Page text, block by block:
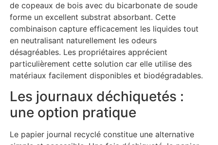
de copeaux de bois avec du bicarbonate de soude
forme un excellent substrat absorbant. Cette
combinaison capture efficacement les liquides tout
en neutralisant naturellement les odeurs
désagréables. Les propriétaires apprécient
particulièrement cette solution car elle utilise des
matériaux facilement disponibles et biodégradables.
Les journaux déchiquetés :
une option pratique
Le papier journal recyclé constitue une alternative